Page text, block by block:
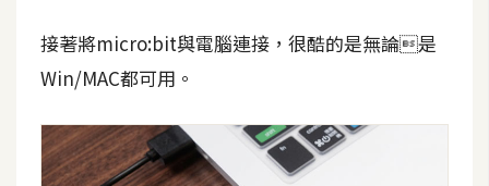
域
S
E
O
接著將micro:bit與電腦連接，很酷的是無論是
Win/MAC都可用。